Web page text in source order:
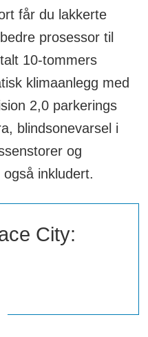
får du lakkerte
prosessor til
10-tommers
klimaanlegg med
2,0 parkerings
blindsonevarsel i
og
inkludert.
City: